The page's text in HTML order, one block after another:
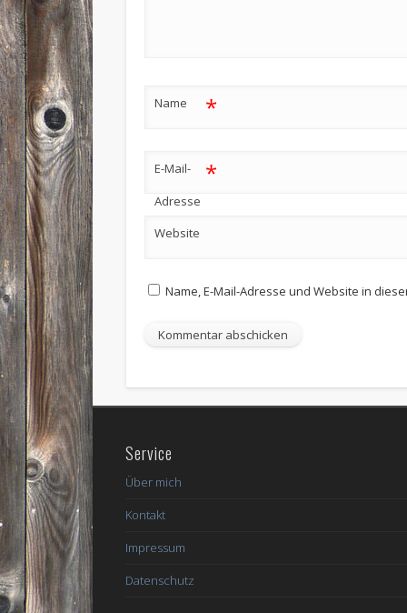
Name *
E-Mail-
Adresse
*
Website
Name, E-Mail-Adresse und Website in
Service
Über mich
Kontakt
Impressum
Datenschutz